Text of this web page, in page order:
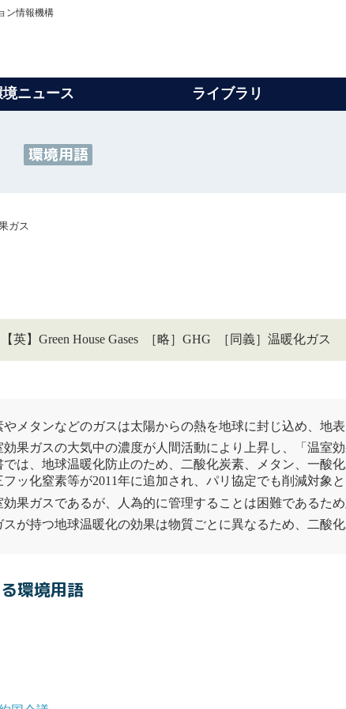
ン情報機構
境ニュース ライブラリ
環境用語
ガス
英】Green House Gases ［略］GHG ［同義］温暖化ガス
や メタンなどのガスは太陽からの熱を地球に封じ込め、地
効果ガスの大気中の濃度が人間活動により上昇し、「温室
では、地球温暖化防止のため、二酸化炭素、 メタン、一酸
フッ化窒素等が2011年に追加され、パリ協定でも削減対象と
効果ガスであるが、人為的に管理することは困難であるた
スが持つ地球温暖化の効果は物質ごとに異なるため、 二酸
環境用語